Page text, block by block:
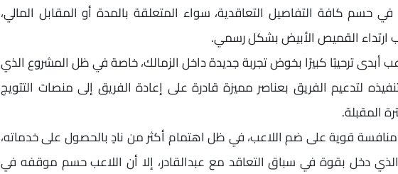
في حسم كافة التفاصيل التعاقدية، سواء المتعلقة بالمدة أو المقابل المالي،
ارتداء القميص الأبيض بشكل رسمي.
أبدى ترحيبًا كبيرًا بخوض تجربة جديدة داخل الزمالك، خاصة في ظل المشروع الذي
لتدعيم الفريق بعناصر مميزة قادرة على إعادة الفريق إلى منصات التتويج
المقبلة.
قوية على ضم اللاعب، في ظل اهتمام أكثر من نادٍ بالحصول على خدماته،
دخل بقوة في سباق التعاقد مع عبدالقادر، إلا أن اللاعب حسم موقفه في